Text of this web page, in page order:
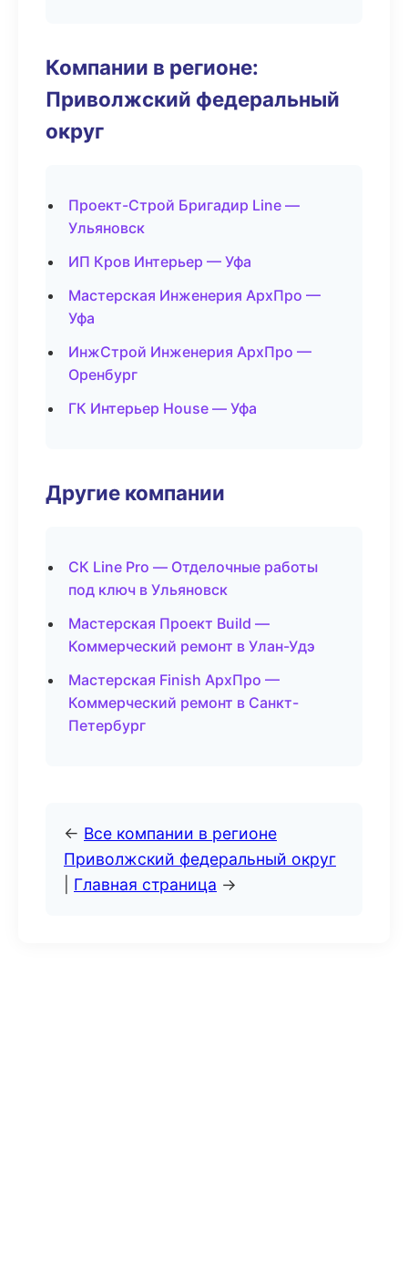
Компании в регионе:
Приволжский федеральный
округ
Проект-Строй Бригадир Line —
Ульяновск
ИП Кров Интерьер — Уфа
Мастерская Инженерия АрхПро —
Уфа
ИнжСтрой Инженерия АрхПро —
Оренбург
ГК Интерьер House — Уфа
Другие компании
СК Line Pro — Отделочные работы
под ключ в Ульяновск
Мастерская Проект Build —
Коммерческий ремонт в Улан-Удэ
Мастерская Finish АрхПро —
Коммерческий ремонт в Санкт-
Петербург
← Все компании в регионе
Приволжский федеральный округ
Главная страница →